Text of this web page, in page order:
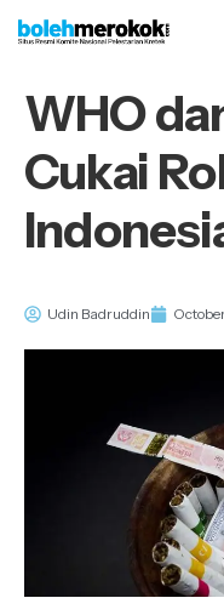
WHO
Cukai
Udin Badruddin